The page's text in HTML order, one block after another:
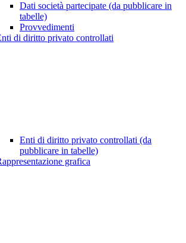
Dati società partecipate (da pubblicare in
tabelle)
Provvedimenti
di diritto privato controllati
Enti di diritto privato controllati (da
pubblicare in tabelle)
grafica